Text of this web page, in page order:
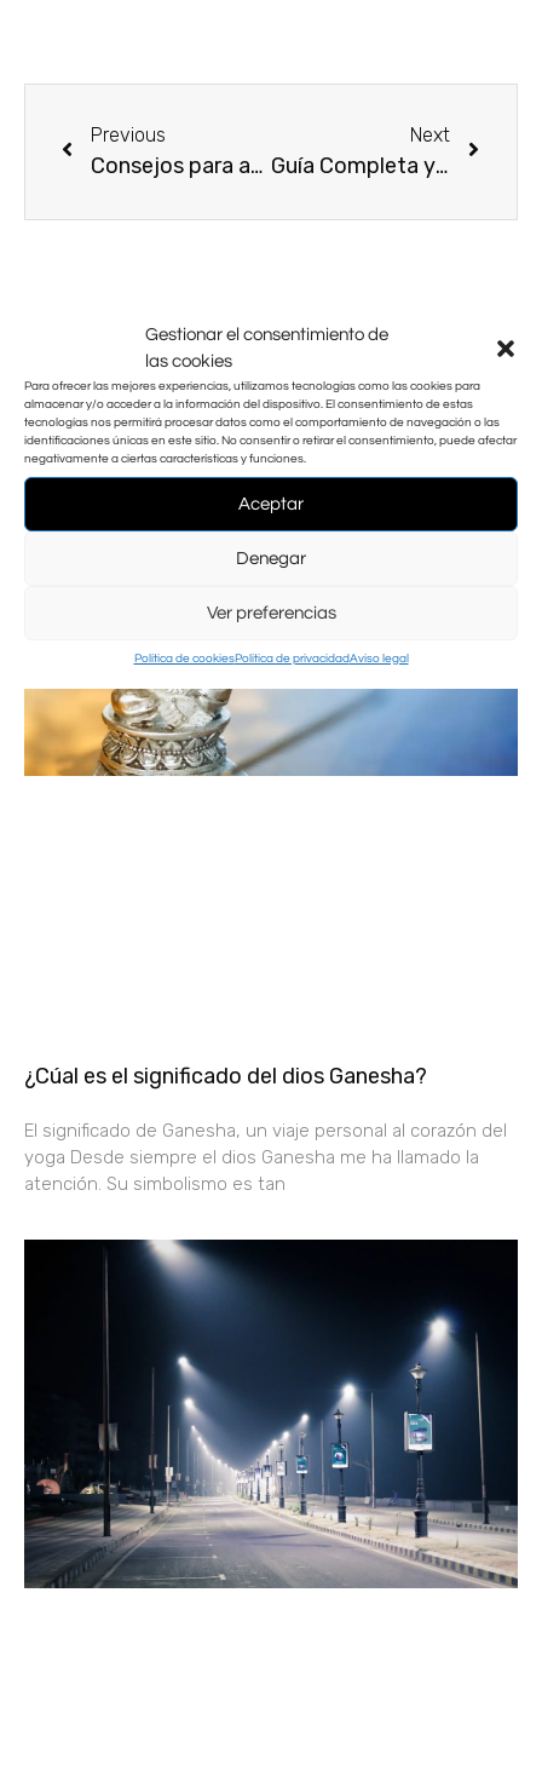
Gestionar el consentimiento de
las cookies
Para ofrecer las mejores experiencias, utilizamos tecnologías como las cookies para
almacenar y/o acceder a la información del dispositivo. El consentimiento de estas
tecnologías nos permitirá procesar datos como el comportamiento de navegación o las
identificaciones únicas en este sitio. No consentir o retirar el consentimiento, puede afectar
negativamente a ciertas características y funciones.
Aceptar
Denegar
Ver preferencias
Política de cookiesPolítica de privacidadAviso legal
Previous
Consejos para ayudarte a mantener una rutina de yoga y/o pilates diaria
Next
Guía Completa y Comparativa para encontrar la esterilla de yoga perfecta para tu práctica
On Key
Related Posts
¿Cúal es el significado del dios Ganesha?
El significado de Ganesha, un viaje personal al corazón del
yoga Desde siempre el dios Ganesha me ha llamado la
atención. Su simbolismo es tan